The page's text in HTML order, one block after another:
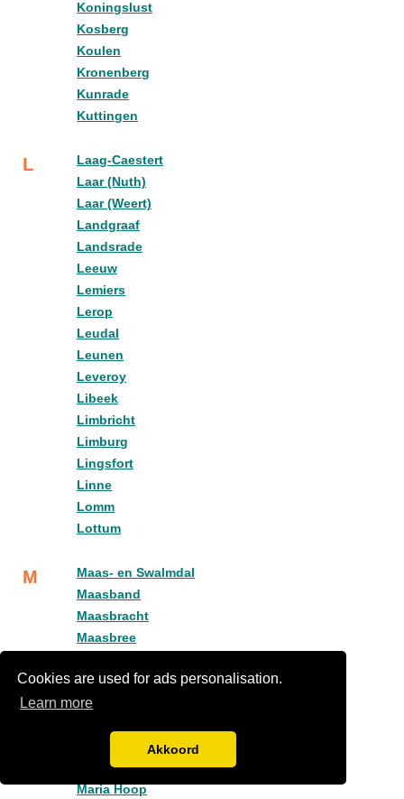
Cookies are used for ads personalisation.
Learn more
Akkoord
Koningslust
Kosberg
Koulen
Kronenberg
Kunrade
Kuttingen
L
Laag-Caestert
Laar (Nuth)
Laar (Weert)
Landgraaf
Landsrade
Leeuw
Lemiers
Lerop
Leudal
Leunen
Leveroy
Libeek
Limbricht
Limburg
Lingsfort
Linne
Lomm
Lottum
M
Maas- en Swalmdal
Maasband
Maasbracht
Maasbree
Maastricht
Maastricht Airport
Margraten
Maria Hoop